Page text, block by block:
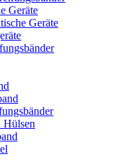
Geräte
Geräte
Hülsen